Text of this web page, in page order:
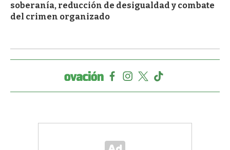
soberanía, reducción de desigualdad y combate
del crimen organizado